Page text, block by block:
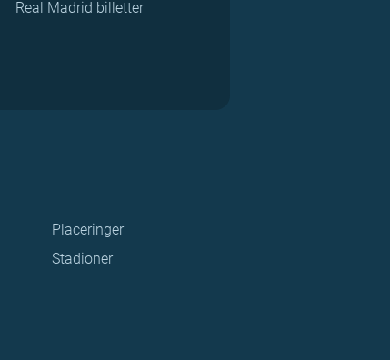
Real Madrid billetter
Placeringer
Stadioner